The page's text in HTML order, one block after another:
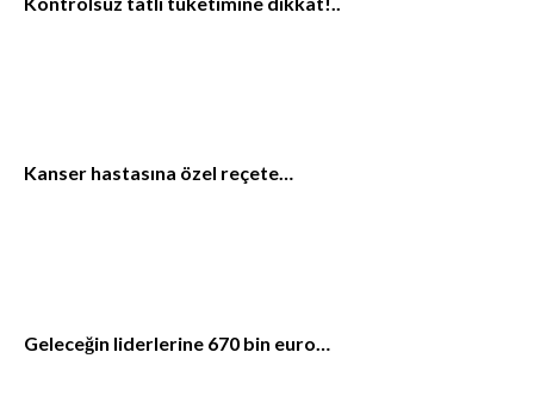
Kanser hastasına özel reçete…
Geleceğin liderlerine 670 bin euro…